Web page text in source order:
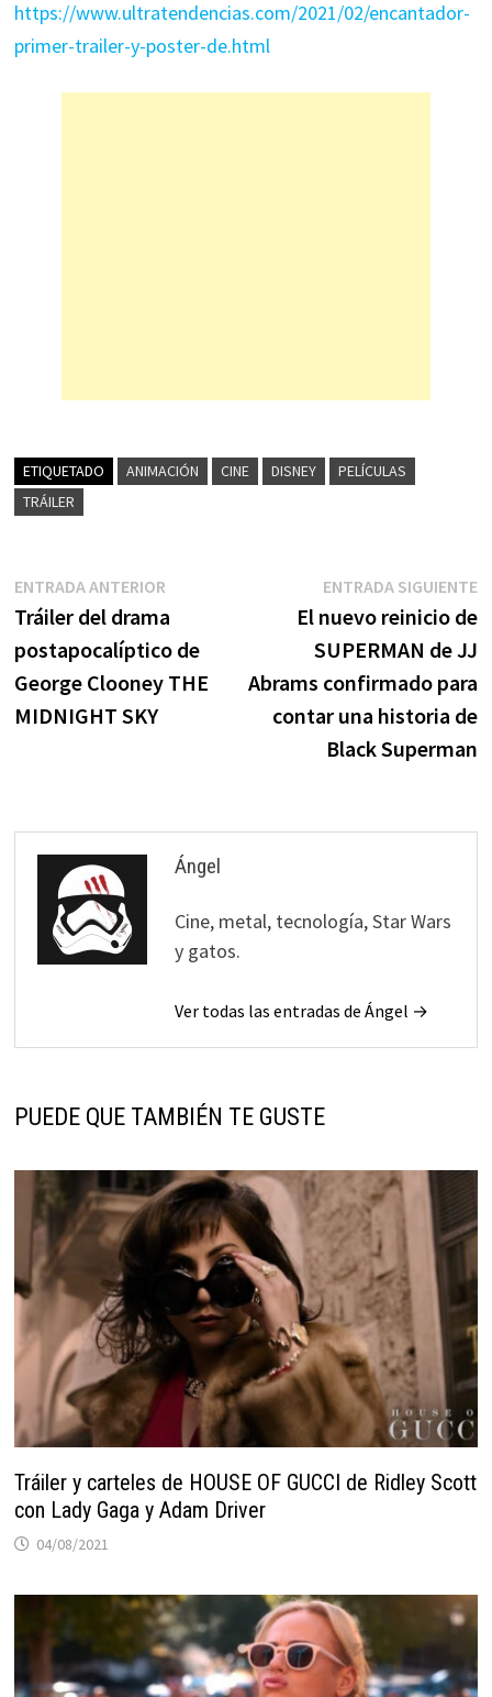
https://www.ultratendencias.com/2021/02/encantador-
primer-trailer-y-poster-de.html
ETIQUETADO ANIMACIÓN CINE DISNEY
PELÍCULAS
TRÁILER
Navegación
de
entradas
ENTRADA ANTERIOREntrada
anterior:
Tráiler del drama
postapocalíptico de
George Clooney THE
MIDNIGHT SKY
ENTRADA SIGUIENTE
El nuevo reinicio de
SUPERMAN de JJ
Abrams confirmado para
contar una historia de
Black Superman
Ángel
Cine, metal, tecnología, Star Wars
y gatos.
Ver todas las entradas de Ángel →
PUEDE QUE TAMBIÉN TE GUSTE
Tráiler y carteles de HOUSE OF GUCCI de Ridley Scott
con Lady Gaga y Adam Driver
04/08/2021